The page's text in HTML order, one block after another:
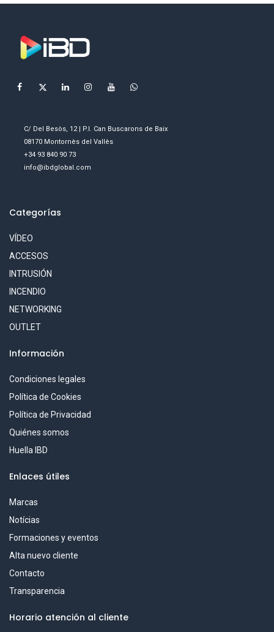
C/ Del Besòs, 12 | P.I. Can Buscarons de Baix
08170 Montornès del Vallès
+34 93 840 90 73
info@ibdglobal.com
Categorías
VÍDEO
ACCESOS
INTRUSIÓN
INCENDIO
NETWORKING
OUTLET
Información
Condiciones legales
Política de Cookies
Política de Privacidad
Quiénes somos
Huella IBD
Enlaces útiles
Marcas
Notícias
Formaciones y eventos
Alta nuevo cliente
Contacto
Transparencia
Horario atención al cliente